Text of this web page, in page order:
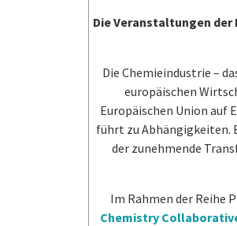
Die Veranstaltungen
Die Chemieindustrie –
europäischen
Europäischen Union auf
führt zu Abhängigkeiten.
der zunehmende
Im Rahmen der Reihe
Chemistry